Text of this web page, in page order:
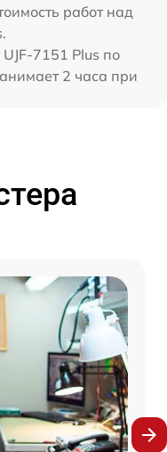
работ над
7151 Plus по
2 часа при